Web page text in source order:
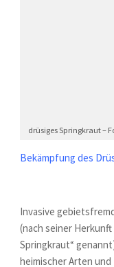
drüsiges Springkraut –
Bekämpfung des
Invasive
(nach seiner Herkunft
Springkraut“
heimischer Arten